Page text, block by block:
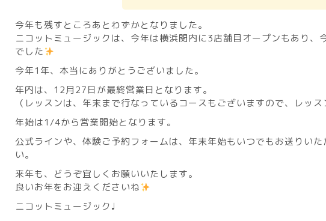
今年も残すところあとわずかとなりました。
ニコットミュージックは、今年は横浜関内に3店舗目オープンもあり
でした
今年1年、本当にありがとうございました。
年内は、12月27日が最終営業日となります。
（レッスンは、年末まで行なっているコースもございますので、レッ
年始は1/4から営業開始となります。
公式ラインや、体験ご予約フォームは、年末年始もいつでもお送りい
い。
来年も、どうぞ宜しくお願いいたします。
良いお年をお迎えくださいね
ニコットミュージック♩